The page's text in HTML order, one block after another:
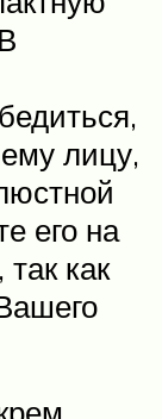
лицу,
его на
как